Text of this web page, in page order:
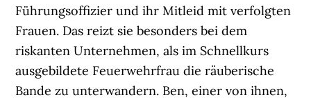
Führungsoffizier und ihr Mitleid mit verfolgten
Frauen. Das reizt sie besonders bei dem
riskanten Unternehmen, als im Schnellkurs
ausgebildete Feuerwehrfrau die räuberische
Bande zu unterwandern. Ben, einer von ihnen,